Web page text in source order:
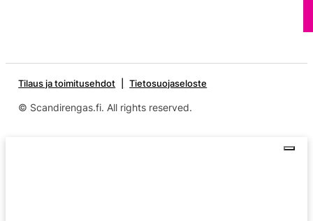
Tilaus ja toimitusehdot Tietosuojaseloste
© Scandirengas.fi. All rights reserved.